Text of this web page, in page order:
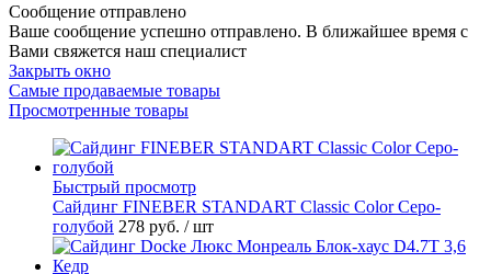
Сообщение отправлено
Ваше сообщение успешно отправлено. В ближайшее время с
Вами свяжется наш специалист
Закрыть окно
Самые продаваемые товары
Просмотренные товары
Быстрый просмотр
Cайдинг FINEBER STANDART Classic Color Серо-
голубой 278 руб. / шт